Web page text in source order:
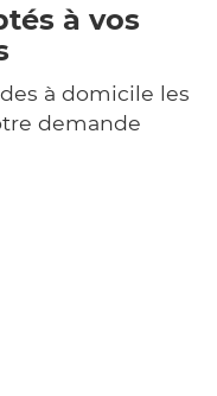
à vos
à domicile les
demande